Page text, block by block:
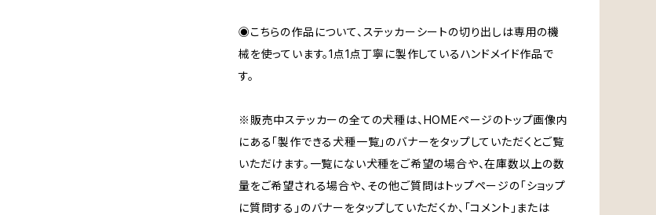
◉こちらの作品について、ステッカーシートの切り出しは専用の機
械を使っています。1点1点丁寧に製作しているハンドメイド作品で
す。
※販売中ステッカーの全ての犬種は、HOMEページのトップ画像内
にある「製作できる犬種一覧」のバナーをタップしていただくとご覧
いただけます。一覧にない犬種をご希望の場合や、在庫数以上の数
量をご希望される場合や、その他ご質問はトップページの「ショップ
に質問する」のバナーをタップしていただくか、「コメント」または